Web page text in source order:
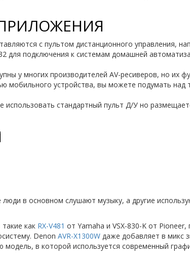
с пультом дистанционного управления,
для подключения к системам домашней
у многих производителей AV-ресиверов, но их
мобильного устройства, вы можете подумать
стандартный пульт Д/У но
в основном слушают музыку, а другие
как RX-V481 от Yamaha и VSX-830-K от
Denon AVR-X1300W даже добавляет в микс
модель, в которой используется современный